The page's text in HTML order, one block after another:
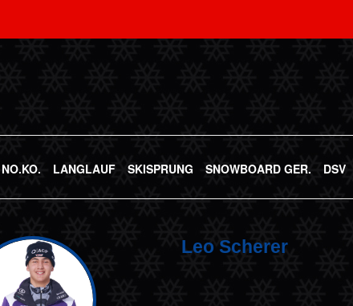
NO.KO. LANGLAUF SKISPRUNG SNOWBOARD GER. DSV
Leo Scherer